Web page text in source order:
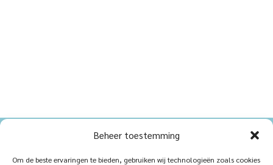
Beheer toestemming
Om de beste ervaringen te bieden, gebruiken wij technologieën zoals cookies
Home
Sustainablility